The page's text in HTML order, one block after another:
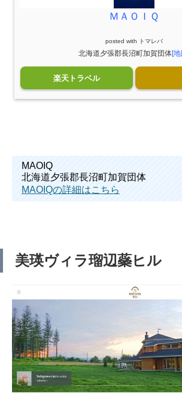
ＭＡＯＩＱ
posted with トマレバ
北海道夕張郡長沼町加賀団体[地
楽天トラベル
MAOIQ
北海道夕張郡長沼町加賀団体
MAOIQの詳細はこちら
美瑛ヴィラ瑠辺蘂ヒル